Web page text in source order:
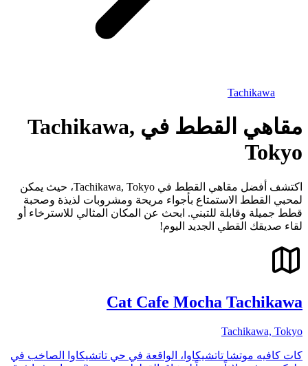
Tachikawa
مقاهي القطط في Tachikawa,
Tokyo
اكتشف أفضل مقاهي القطط في Tachikawa, Tokyo، حيث يمكن
لمحبي القطط الاستمتاع بأجواء مريحة ومشروبات لذيذة وصحبة
قطط جميلة وقابلة للتبني. ابحث عن المكان المثالي للاسترخاء أو
لقاء صديقك القطي الجديد اليوم!
Cat Cafe Mocha Tachikawa
Tachikawa, Tokyo
كات كافيه موتشا تاتشيكاوا، الواقعة في حي تاتشيكاوا الصاخب في